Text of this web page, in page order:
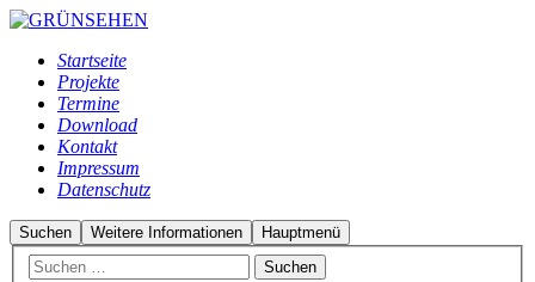
Startseite
Projekte
Termine
Download
Kontakt
Impressum
Datenschutz
Suchen Weitere Informationen Hauptmenü